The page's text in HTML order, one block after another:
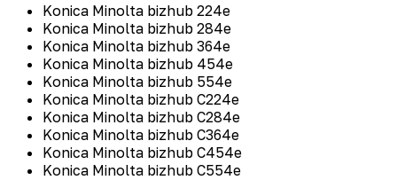
Konica Minolta bizhub 224e
Konica Minolta bizhub 284e
Konica Minolta bizhub 364e
Konica Minolta bizhub 454e
Konica Minolta bizhub 554e
Konica Minolta bizhub C224e
Konica Minolta bizhub C284e
Konica Minolta bizhub C364e
Konica Minolta bizhub C454e
Konica Minolta bizhub C554e